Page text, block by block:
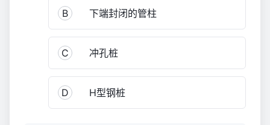
B 下端封闭的管柱
C 冲孔桩
D H型钢桩